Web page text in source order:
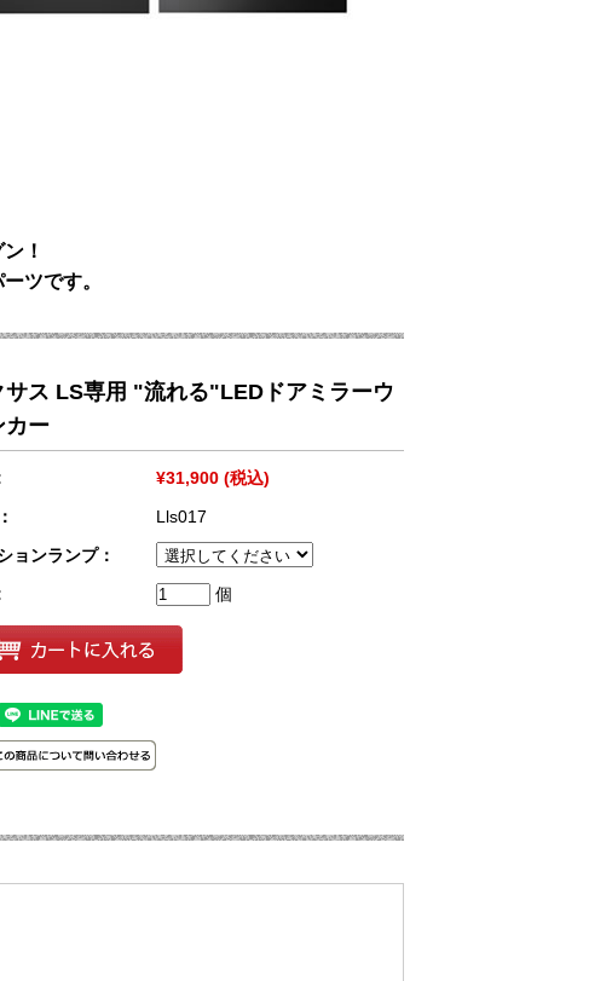
！
ツです。
サス LS専用 "流れる"LEDドアミラーウ
カー
¥31,900 (税込)
Lls017
ョンランプ：
個